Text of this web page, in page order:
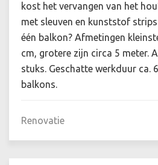
kost het vervangen van het
met sleuven en kunststof
één balkon? Afmetingen
cm, grotere zijn circa 5 meter.
stuks. Geschatte werkduur ca.
balkons.
Renovatie